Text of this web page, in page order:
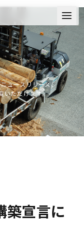
ュースリリース、
いただけます。
築宣言に